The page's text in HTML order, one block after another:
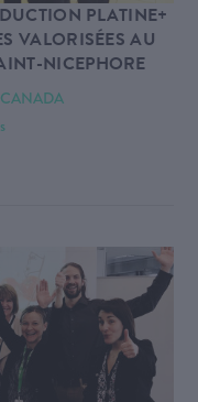
PLATINE+
VALORISÉES AU
NICEPHORE